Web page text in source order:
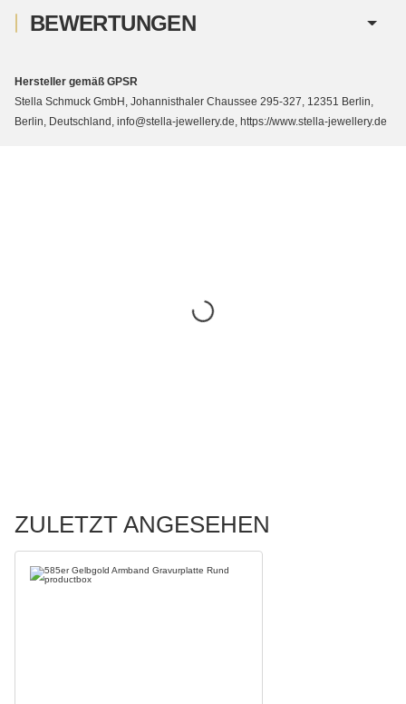
BEWERTUNGEN
Hersteller gemäß GPSR
Stella Schmuck GmbH, Johannisthaler Chaussee 295-327, 12351 Berlin,
Berlin, Deutschland, info@stella-jewellery.de, https://www.stella-jewellery.de
ZULETZT ANGESEHEN